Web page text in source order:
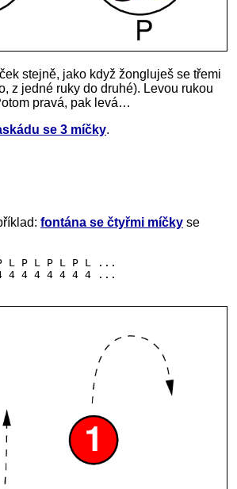
stejně, jako když žongluješ se třemi
z jedné ruky do druhé). Levou rukou
pravá, pak levá…
se 3 míčky.
fontána se čtyřmi míčky se